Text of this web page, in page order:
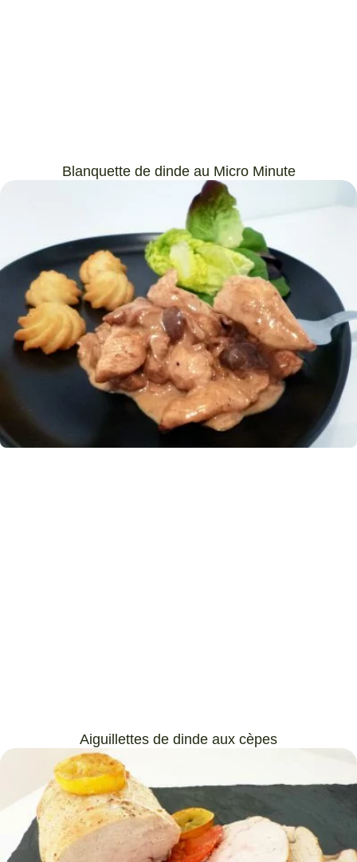
Blanquette de dinde au Micro Minute
Aiguillettes de dinde aux cèpes